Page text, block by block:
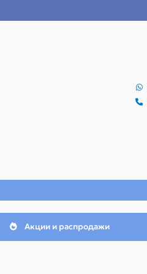
Акции и распродажи